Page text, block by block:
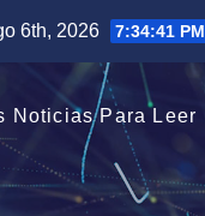
6th, 2026 7:34:41 PM
Noticias Para Leer